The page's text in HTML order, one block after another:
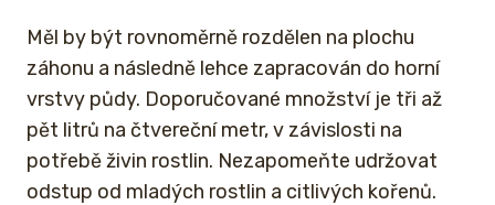
Měl by být rovnoměrně rozdělen na plochu
záhonu a následně lehce zapracován do horní
vrstvy půdy. Doporučované množství je tři až
pět litrů na čtvereční metr, v závislosti na
potřebě živin rostlin. Nezapomeňte udržovat
odstup od mladých rostlin a citlivých kořenů.